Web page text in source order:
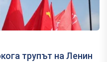
трупът на Ленин